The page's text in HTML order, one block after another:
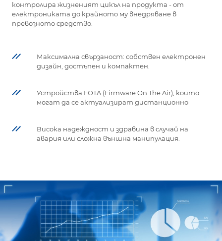
контролира жизненият цикъл на продукта - от
електрониката до крайното му внедряване в
превозното средство.
Максимална свързаност: собствен електронен
дизайн, достъпен и компактен.
Устройства FOTA (Firmware On The Air), които
могат да се актуализират дистанционно
Висока надеждност и здравина в случай на
авария или сложна външна манипулация.